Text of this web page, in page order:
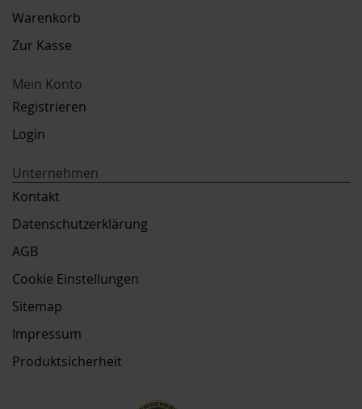
Warenkorb
Zur Kasse
Mein Konto
Registrieren
Login
Unternehmen
Kontakt
Datenschutzerklärung
AGB
Cookie Einstellungen
Sitemap
Impressum
Produktsicherheit